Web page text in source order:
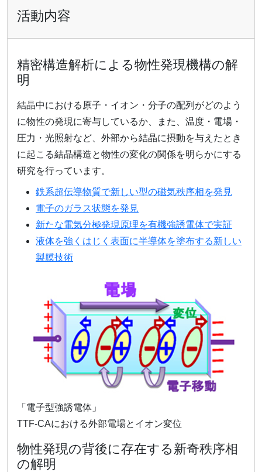
活動内容
精密構造解析による物性発現機構の解
明
結晶中における原子・イオン・分子の配列がどのよう
に物性の発現に寄与しているか、また、温度・電場・
圧力・光照射など、外部から結晶に摂動を与えたとき
に起こる結晶構造と物性の変化の関係を明らかにする
研究を行っています。
鉄系超伝導物質で新しい型の磁気秩序相を発見
電子のガラス状態を発見
新たな電気分極発現原理を有機強誘電体で実証
液体を強くはじく表面に半導体を塗布する新しい
製膜技術
「電子型強誘電体」
TTF-CAにおける外部電場とイオン変位
物性発現の背後に存在する新奇秩序相
の解明